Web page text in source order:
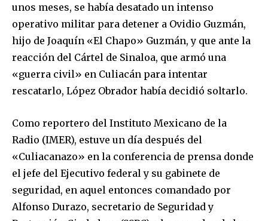
unos meses, se había desatado un intenso
operativo militar para detener a Ovidio Guzmán,
hijo de Joaquín «El Chapo» Guzmán, y que ante la
reacción del Cártel de Sinaloa, que armó una
«guerra civil» en Culiacán para intentar
rescatarlo, López Obrador había decidió soltarlo.
Como reportero del Instituto Mexicano de la
Radio (IMER), estuve un día después del
«Culiacanazo» en la conferencia de prensa donde
el jefe del Ejecutivo federal y su gabinete de
seguridad, en aquel entonces comandado por
Alfonso Durazo, secretario de Seguridad y